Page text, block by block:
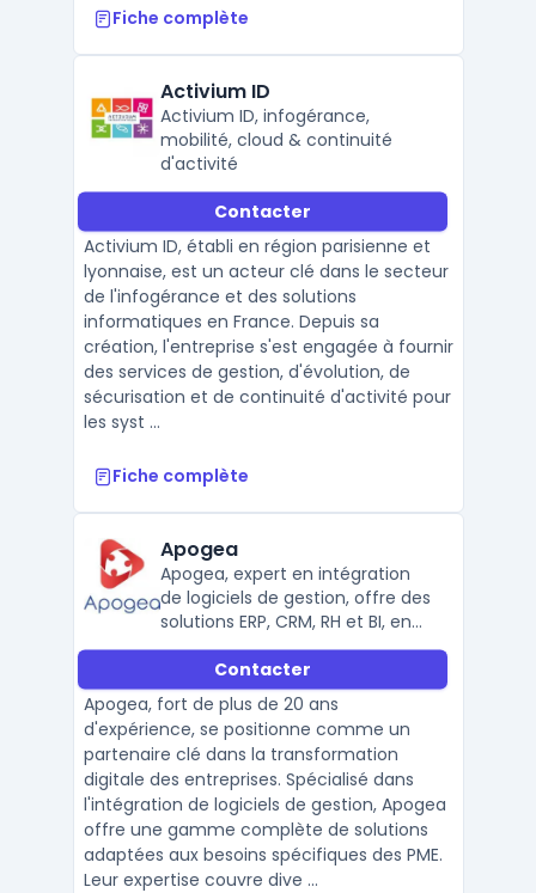
Fiche complète
Activium ID
Activium ID, infogérance,
mobilité, cloud & continuité
d'activité
Contacter
Activium ID, établi en région parisienne et
lyonnaise, est un acteur clé dans le secteur
de l'infogérance et des solutions
informatiques en France. Depuis sa
création, l'entreprise s'est engagée à fournir
des services de gestion, d'évolution, de
sécurisation et de continuité d'activité pour
les syst ...
Fiche complète
Apogea
Apogea, expert en intégration
de logiciels de gestion, offre des
solutions ERP, CRM, RH et BI, en
partenariat avec Sage, Cegid et
Microsoft.Contacter
Apogea, fort de plus de 20 ans
d'expérience, se positionne comme un
partenaire clé dans la transformation
digitale des entreprises. Spécialisé dans
l'intégration de logiciels de gestion, Apogea
offre une gamme complète de solutions
adaptées aux besoins spécifiques des PME.
Leur expertise couvre dive ...